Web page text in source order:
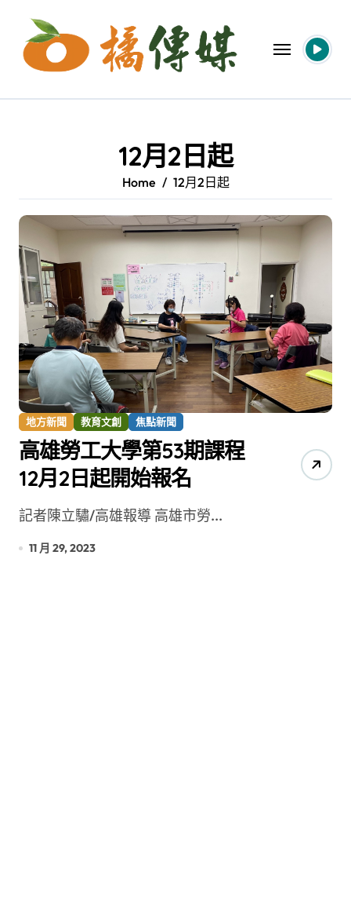
content
12月2日起
Home 12月2日起
地方新聞 教育文創 焦點新聞
高雄勞工大學第53期課程
12月2日起開始報名
記者陳立驌/高雄報導 高雄市勞...
11 月 29, 2023